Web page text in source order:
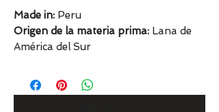
Made in: Peru
Origen de la materia prima: Lana de
América del Sur